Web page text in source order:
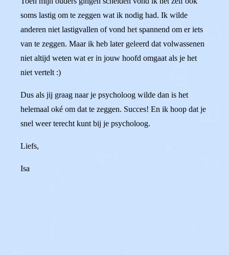
soms lastig om te zeggen wat ik nodig had. Ik wilde
anderen niet lastigvallen of vond het spannend om er iets
van te zeggen. Maar ik heb later geleerd dat volwassenen
niet altijd weten wat er in jouw hoofd omgaat als je het
niet vertelt :)
Dus als jij graag naar je psycholoog wilde dan is het
helemaal oké om dat te zeggen. Succes! En ik hoop dat je
snel weer terecht kunt bij je psycholoog.
Liefs,
Isa